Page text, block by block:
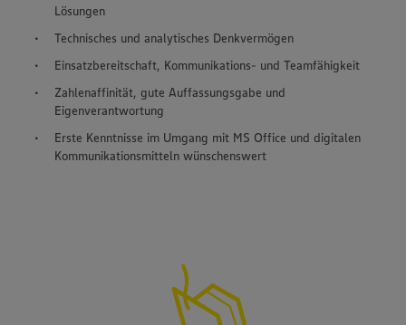
Lösungen
Technisches und analytisches Denkvermögen
Einsatzbereitschaft, Kommunikations- und Teamfähigkeit
Zahlenaffinität, gute Auffassungsgabe und
Eigenverantwortung
Erste Kenntnisse im Umgang mit MS Office und digitalen
Kommunikationsmitteln wünschenswert